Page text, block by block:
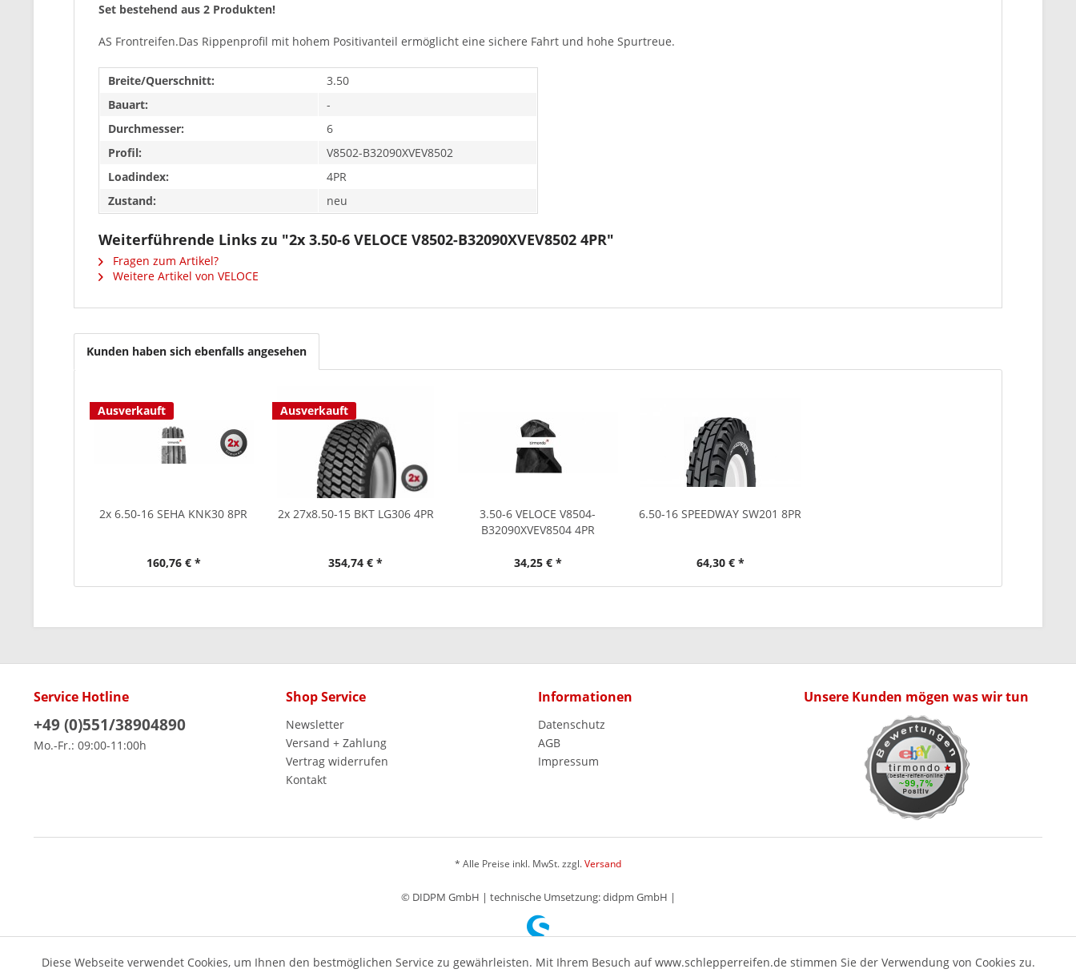
Set bestehend aus 2 Produkten!
AS Frontreifen.Das Rippenprofil mit hohem Positivanteil ermöglicht eine sichere Fahrt und hohe Spurtreue.
Breite/Querschnitt:
3.50
Bauart:
-
Durchmesser:
6
Profil:
V8502-B32090XVEV8502
Loadindex:
4PR
Zustand:
neu
Weiterführende Links zu "2x 3.50-6 VELOCE V8502-B32090XVEV8502 4PR"
Fragen zum Artikel?
Weitere Artikel von VELOCE
Kunden haben sich ebenfalls angesehen
Ausverkauft
2x 6.50-16 SEHA KNK30 8PR
160,76 € *
Ausverkauft
2x 27x8.50-15 BKT LG306 4PR
354,74 € *
3.50-6 VELOCE V8504-
B32090XVEV8504 4PR
34,25 € *
6.50-16 SPEEDWAY SW201 8PR
64,30 € *
Service Hotline
+49 (0)551/38904890
Mo.-Fr.: 09:00-11:00h
Shop Service
Newsletter
Versand + Zahlung
Vertrag widerrufen
Kontakt
Informationen
Datenschutz
AGB
Impressum
Unsere Kunden mögen was wir tun
* Alle Preise inkl. MwSt. zzgl.Versand
© DIDPM GmbH | technische Umsetzung: didpm GmbH |
Diese Webseite verwendet Cookies, um Ihnen den bestmöglichen Service zu gewährleisten. Mit Ihrem Besuch auf www.schlepperreifen.de stimmen Sie der Verwendung von Cookies zu.